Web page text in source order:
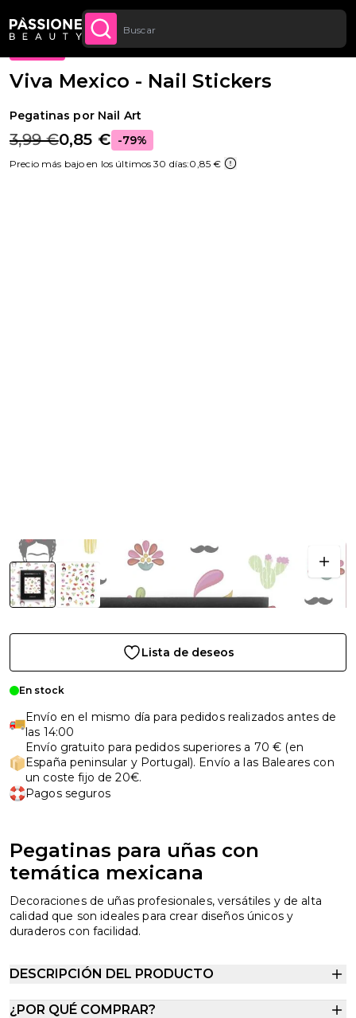
Descuento cantidad: desde un -5 % en todos
los pedidos a partir de 250 €
Migaja de pan
Nail Art Pegatinas
Viva Mexico - Nail Stickers
Pegatinas por Nail Art
3,99 €0,85 € -79%
Precio más bajo en los últimos 30 días:0,85 €
Lista de deseos
En stock
Envío en el mismo día para pedidos realizados antes de
las 14:00
Envío gratuito para pedidos superiores a 70 € (en
España peninsular y Portugal). Envío a las Baleares con
un coste fijo de 20€.
Pagos seguros
Pegatinas para uñas con
temática mexicana
Decoraciones de uñas profesionales, versátiles y de alta
calidad que son ideales para crear diseños únicos y
duraderos con facilidad.
DESCRIPCIÓN DEL PRODUCTO
¿POR QUÉ COMPRAR?